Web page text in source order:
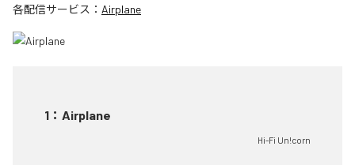
各配信サービス： Airplane
1 ： Airplane
Hi-Fi Un!corn